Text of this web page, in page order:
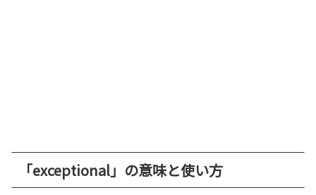
「exceptional」の意味と使い方